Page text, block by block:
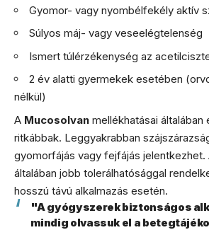
Gyomor- vagy nyombélfekély aktív
Súlyos máj- vagy veseelégtelenség
Ismert túlérzékenység az
2 év alatti gyermekek esetében
nélkül)
A Mucosolvan mellékhatásai általában
ritkábbak. Leggyakrabban
gyomorfájás vagy fejfájás jelentkezhet.
általában jobb tolerálhatósággal
hosszú távú alkalmazás esetén.
"A gyógyszerek biztonságos
mindig olvassuk el a